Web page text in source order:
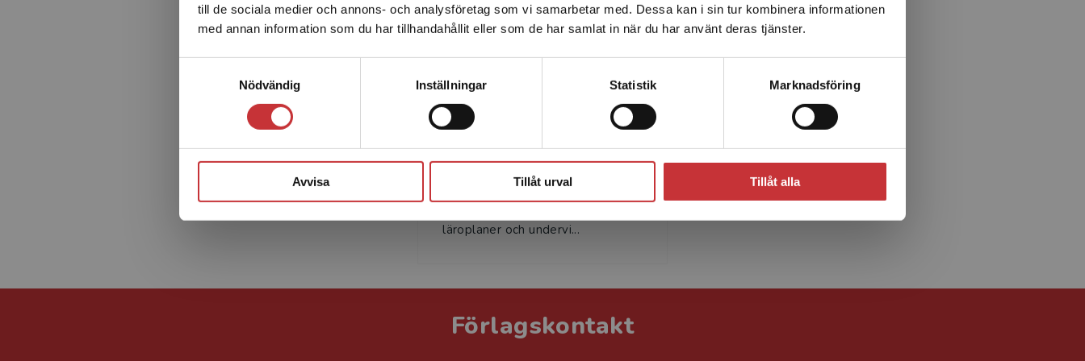
till de sociala medier och annons- och analysföretag som vi samarbetar med. Dessa kan i sin tur kombinera informationen
med annan information som du har tillhandahållit eller som de har samlat in när du har använt deras tjänster.
Nödvändig
Inställningar Statistik Marknadsföring
Avvisa Tillåt urval Tillåt alla
Sverige. För att kunna slutföra ett köp måste
leveransadressen vara i Sverige.Läs mer
Daniel Sundberg är professor i
pedagogik och arbetar som
forskare och lärare. Hans forskning
läroplaner och undervi...
Förlagskontakt